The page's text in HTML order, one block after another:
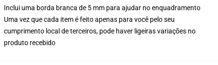
Inclui uma borda branca de 5 mm para ajudar no enquadramento
Uma vez que cada item é feito apenas para você pelo seu
cumprimento local de terceiros, pode haver ligeiras variações no
produto recebido